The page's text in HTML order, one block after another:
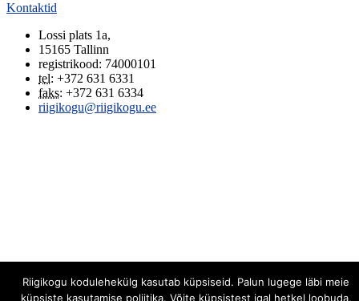
Riigikogu kodulehekülg kasutab küpsiseid. Palun lugege läbi meie
küpsiste kasutamise poliitika. Võite küpsistest igal hetkel loobuda,
Kontaktid
Lossi plats 1a,
15165 Tallinn
registrikood: 74000101
tel: +372 631 6331
faks: +372 631 6334
riigikogu@riigikogu.ee